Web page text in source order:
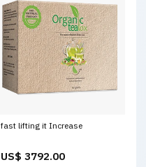
fast lifting it Increase
US$ 3792.00